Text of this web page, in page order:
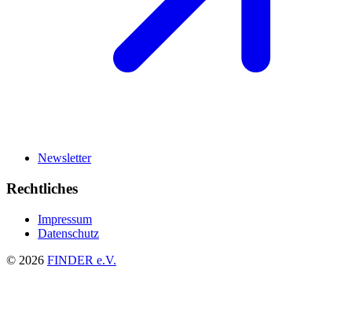
Newsletter
Rechtliches
Impressum
Datenschutz
© 2026 FINDER e.V.